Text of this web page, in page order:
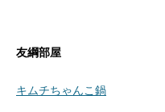
友綱部屋
キムチちゃんこ鍋